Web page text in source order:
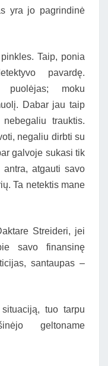
yra jo pagrindinė
Taip, ponia
pavardę.
puolėjas; moku
Dabar jau taip
trauktis.
negaliu dirbti su
galvoje sukasi tik
atgauti savo
Ta netektis mane
Streideri, jei
savo finansinę
santaupas –
tuo tarpu
geltoname